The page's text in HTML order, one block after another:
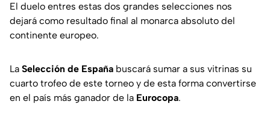
El duelo entres estas dos grandes selecciones nos
dejará como resultado final al monarca absoluto del
continente europeo.
La Selección de España buscará sumar a sus vitrinas su
cuarto trofeo de este torneo y de esta forma convertirse
en el país más ganador de la Eurocopa.